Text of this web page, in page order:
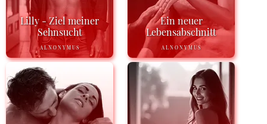
Lilly - Ziel meiner
Sehnsucht
ALNONYMUS
Ein neuer
Lebensabschnitt
ALNONYMUS